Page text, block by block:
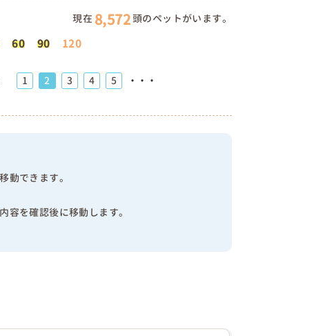
現在 8,572頭のペットがいます。
60 90 120
1 2 3 4 5 ・・・
動できます。
容を確認後に移動します。